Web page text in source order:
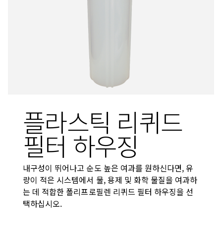
플라스틱 리퀴드
필터 하우징
내구성이 뛰어나고 순도 높은 여과를 원하신다면, 유
량이 적은 시스템에서 물, 용제 및 화학 물질을 여과하
는 데 적합한 폴리프로필렌 리퀴드 필터 하우징을 선
택하십시오.